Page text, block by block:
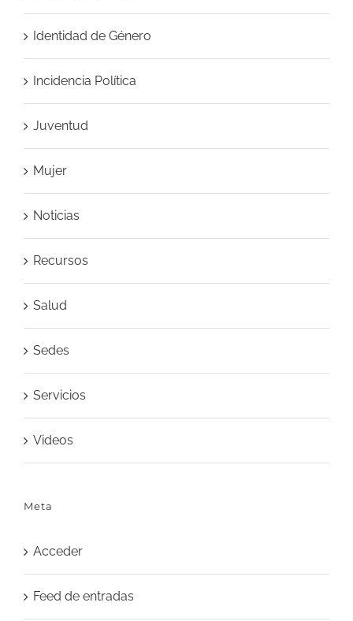
Identidad de Género
Incidencia Política
Juventud
Mujer
Noticias
Recursos
Salud
Sedes
Servicios
Videos
Meta
Acceder
Feed de entradas